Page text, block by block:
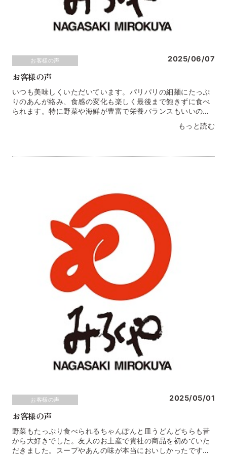
お客様の声 2025/06/07
お客様の声
いつも美味しくいただいています。パリパリの細麺にたっぷ
りのあんが絡み、食感の変化も楽しく最後まで飽きずに食べ
られます。特に野菜や海鮮が豊富で栄養バランスもいいのが
もっと読む
お客様の声 2025/05/01
お客様の声
野菜もたっぷり食べられるちゃんぽんと皿うどんどちらも昔
から大好きでした。友人のお土産で貴社の商品を初めていた
だきました。スープやあんの味が本当においしかったです。